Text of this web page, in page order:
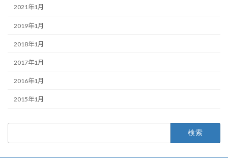
2021年1月
2019年1月
2018年1月
2017年1月
2016年1月
2015年1月